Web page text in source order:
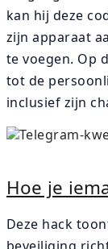
kan hij deze
zijn apparaat
te voegen. Op
tot de
inclusief zijn
Hoe je
Deze hack